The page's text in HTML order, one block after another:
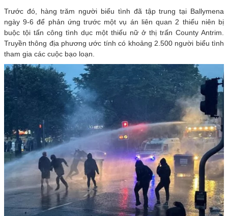
Trước đó, hàng trăm người biểu tình đã tập trung tại Ballymena
ngày 9-6 để phản ứng trước một vụ án liên quan 2 thiếu niên bị
buộc tội tấn công tình dục một thiếu nữ ở thị trấn County Antrim.
Truyền thông địa phương ước tính có khoảng 2.500 người biểu tình
tham gia các cuộc bạo loạn.